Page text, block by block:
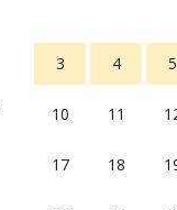
3 4 5
10 11
17 18